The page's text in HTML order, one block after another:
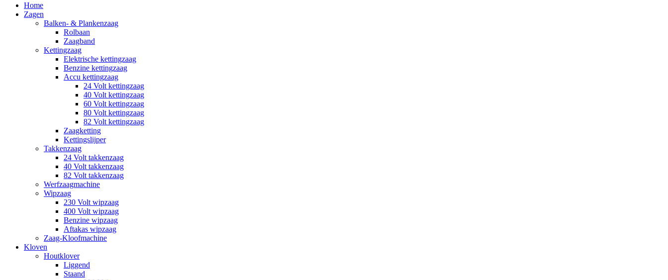
Home
Zagen
Balken- & Plankenzaag
Rolbaan
Zaagband
Kettingzaag
Elektrische kettingzaag
Benzine kettingzaag
Accu kettingzaag
24 Volt kettingzaag
40 Volt kettingzaag
60 Volt kettingzaag
80 Volt kettingzaag
82 Volt kettingzaag
Zaagketting
Kettingslijper
Takkenzaag
24 Volt takkenzaag
40 Volt takkenzaag
82 Volt takkenzaag
Werfzaagmachine
Wipzaag
230 Volt wipzaag
400 Volt wipzaag
Benzine wipzaag
Aftakas wipzaag
Zaag-Kloofmachine
Kloven
Houtklover
Liggend
Staand